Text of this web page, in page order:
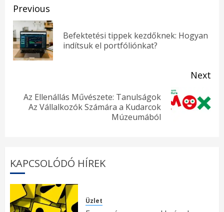
Post
navigation
Previous
Befektetési tippek kezdőknek: Hogyan
indítsuk el portfóliónkat?
Next
Next
Az Ellenállás Művészete: Tanulságok
Az Vállalkozók Számára a Kudarcok
Múzeumából
KAPCSOLÓDÓ HÍREK
Üzlet